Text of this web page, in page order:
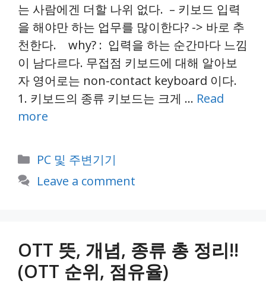
는 사람에겐 더할 나위 없다. – 키보드 입력
을 해야만 하는 업무를 많이한다? -> 바로 추
천한다. why? : 입력을 하는 순간마다 느낌
이 남다르다. 무접점 키보드에 대해 알아보
자 영어로는 non-contact keyboard 이다.
1. 키보드의 종류 키보드는 크게 … Read
more
Categories
PC 및 주변기기
Leave a comment
OTT 뜻, 개념, 종류 총 정리!!
(OTT 순위, 점유율)